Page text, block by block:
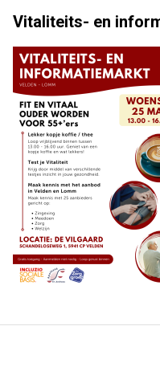
Vitaliteits- en